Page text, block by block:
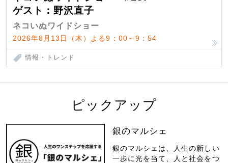
ゲスト：野沢直子
ネコいぬワイドショー
2026年8月13日（木）よる9：00～9：54
情報・トレンド
ピックアップ
銀のマルシェ
銀のマルシェは、人生の新しい
一歩に光を当て、人と社会をつ